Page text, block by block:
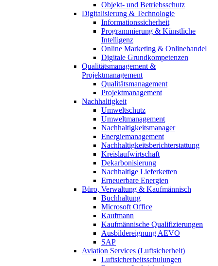
Objekt- und Betriebsschutz
Digitalisierung & Technologie
Informationssicherheit
Programmierung & Künstliche
Intelligenz
Online Marketing & Onlinehandel
Digitale Grundkompetenzen
Qualitätsmanagement &
Projektmanagement
Qualitätsmanagement
Projektmanagement
Nachhaltigkeit
Umweltschutz
Umweltmanagement
Nachhaltigkeitsmanager
Energiemanagement
Nachhaltigkeitsberichterstattung
Kreislaufwirtschaft
Dekarbonisierung
Nachhaltige Lieferketten
Erneuerbare Energien
Büro, Verwaltung & Kaufmännisch
Buchhaltung
Microsoft Office
Kaufmann
Kaufmännische Qualifizierungen
Ausbildereignung AEVO
SAP
Aviation Services (Luftsicherheit)
Luftsicherheitsschulungen